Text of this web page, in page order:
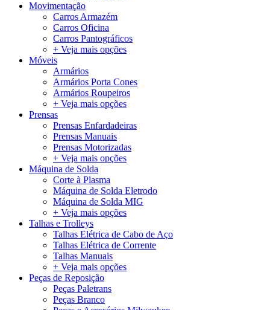
Movimentação
Carros Armazém
Carros Oficina
Carros Pantográficos
+ Veja mais opções
Móveis
Armários
Armários Porta Cones
Armários Roupeiros
+ Veja mais opções
Prensas
Prensas Enfardadeiras
Prensas Manuais
Prensas Motorizadas
+ Veja mais opções
Máquina de Solda
Corte à Plasma
Máquina de Solda Eletrodo
Máquina de Solda MIG
+ Veja mais opções
Talhas e Trolleys
Talhas Elétrica de Cabo de Aço
Talhas Elétrica de Corrente
Talhas Manuais
+ Veja mais opções
Peças de Reposição
Peças Paletrans
Peças Branco